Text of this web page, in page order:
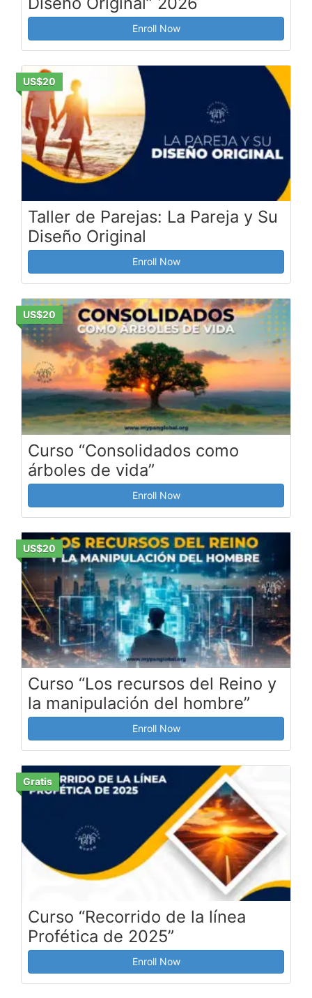
Enroll Now
US$20
Taller de Parejas: La Pareja y Su
Diseño Original
Enroll Now
US$20
Curso “Consolidados como
árboles de vida”
Enroll Now
US$20
Curso “Los recursos del Reino y
la manipulación del hombre”
Enroll Now
Gratis
Curso “Recorrido de la línea
Profética de 2025”
Enroll Now